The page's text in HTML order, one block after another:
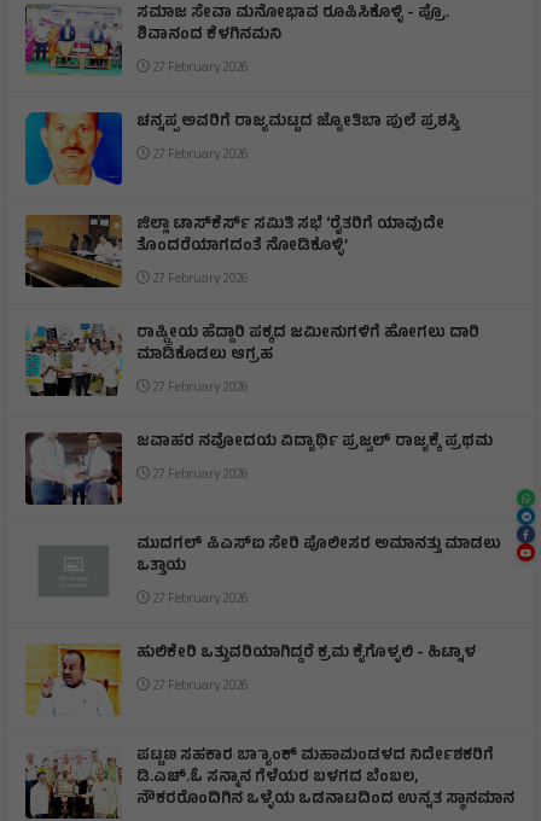
ಸಮಾಜ ಸೇವಾ ಮನೋಭಾವ ರೂಪಿಸಿಕೊಳ್ಳಿ - ಪ್ರೊ.
ಶಿವಾನಂದ ಕೆಳಗಿನಮನಿ
27 February 2026
ಚನ್ನಪ್ಪ ಅವರಿಗೆ ರಾಜ್ಯಮಟ್ಟದ ಜ್ಯೋತಿಬಾ ಪುಲೆ ಪ್ರಶಸ್ತಿ
27 February 2026
ಜಿಲ್ಲಾ ಟಾಸ್‌‌ಕೆರ್ಸ್ ಸಮಿತಿ ಸಭೆ ‘ರೈತರಿಗೆ ಯಾವುದೇ
ತೊಂದರೆಯಾಗದಂತೆ ನೋಡಿಕೊಳ್ಳಿ’
27 February 2026
ರಾಷ್ಟ್ರೀಯ ಹೆದ್ದಾರಿ ಪಕ್ಕದ ಜಮೀನುಗಳಿಗೆ ಹೋಗಲು ದಾರಿ
ಮಾಡಿಕೊಡಲು ಆಗ್ರಹ
27 February 2026
ಜವಾಹರ ನವೋದಯ ವಿದ್ಯಾರ್ಥಿ ಪ್ರಜ್ವಲ್ ರಾಜ್ಯಕ್ಕೆ ಪ್ರಥಮ
27 February 2026
ಮುದಗಲ್ ಪಿಎಸ್‌ಐ ಸೇರಿ ಪೊಲೀಸರ ಅಮಾನತ್ತು ಮಾಡಲು
ಒತ್ತಾಯ
27 February 2026
ಹುಲಿಕೇರಿ ಒತ್ತುವರಿಯಾಗಿದ್ದರೆ ಕ್ರಮ ಕೈಗೊಳ್ಳಲಿ - ಹಿಟ್ನಾಳ
27 February 2026
ಪಟ್ಟಣ ಸಹಕಾರ ಬ್ಯಾಾಂಕ್ ಮಹಾಮಂಡಳದ ನಿರ್ದೇಶಕರಿಗೆ
ಡಿ.ಎಚ್.ಓ ಸನ್ಮಾನ ಗೆಳೆಯರ ಬಳಗದ ಬೆಂಬಲ,
ನೌಕರರೊಂದಿಗಿನ ಒಳ್ಳೆಯ ಒಡನಾಟದಿಂದ ಉನ್ನತ ಸ್ಥಾನಮಾನ